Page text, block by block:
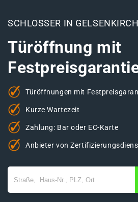
SCHLOSSER IN
Türöffnung mit
Türöffnungen mit
Kurze Wartezeit
Zahlung: Bar oder EC-Karte
Anbieter von